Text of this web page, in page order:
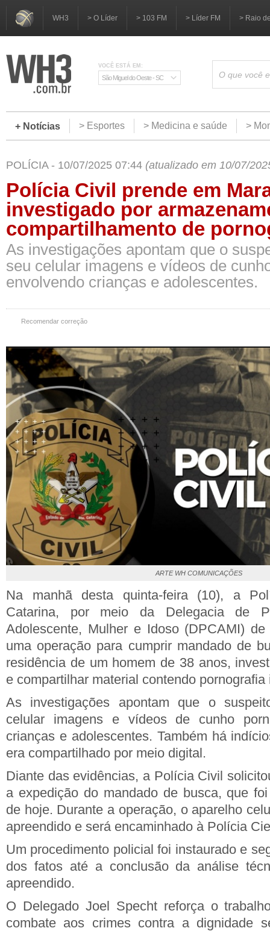
WH3 > O Líder > 103 FM > Líder FM > Raio
VOCÊ ESTÁ EM:
São Miguel do Oeste - SC
+ Notícias > Esportes > Medicina e saúde >
POLÍCIA - 10/07/2025 07:44 (atualizado em 10/07/
Polícia Civil prende em
investigado por
compartilhamento de
As investigações apontam que o
seu celular imagens e vídeos de
envolvendo crianças e adolescentes.
Recomendar correção
ARTE WH COMUNICAÇÕES
Na manhã desta quinta-feira (10), a
Catarina, por meio da Delegacia de
Adolescente, Mulher e Idoso (DPCAMI) de
uma operação para cumprir mandado de
residência de um homem de 38 anos,
e compartilhar material contendo pornografia
As investigações apontam que o
celular imagens e vídeos de cunho
crianças e adolescentes. Também há
era compartilhado por meio digital.
Diante das evidências, a Polícia Civil
a expedição do mandado de busca, que
de hoje. Durante a operação, o aparelho
apreendido e será encaminhado à Polícia
Um procedimento policial foi instaurado e
dos fatos até a conclusão da análise
apreendido.
O Delegado Joel Specht reforça o
combate aos crimes contra a dignidade